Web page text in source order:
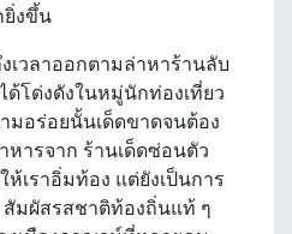
งขึ้น
เวลาออกตามล่าหาร้านลับ
โด่งดังในหมู่นักท่องเที่ยว
มอร่อยนั้นเด็ดขาดจนต้อง
ารจาก ร้านเด็ดซ่อนตัว
ห้เราอิ่มท้อง แต่ยังเป็นการ
มผัสรสชาติท้องถิ่นแท้ ๆ